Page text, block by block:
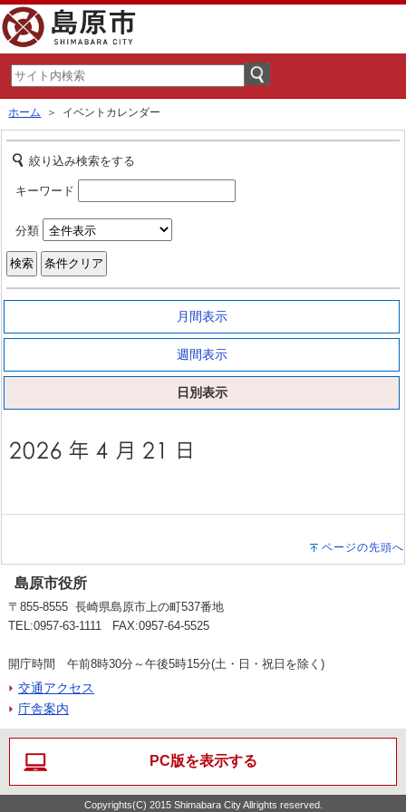
ホーム ＞ イベントカレンダー
絞り込み検索をする
キーワード
分類
月間表示
週間表示
日別表示
ページの先頭へ
島原市役所
〒855-8555 長崎県島原市上の町537番地
TEL:0957-63-1111 FAX:0957-64-5525
開庁時間 午前8時30分～午後5時15分(土・日・祝日を除く)
交通アクセス
庁舎案内
PC版を表示する
Copyrights(C) 2015 Shimabara City Allrights reserved.